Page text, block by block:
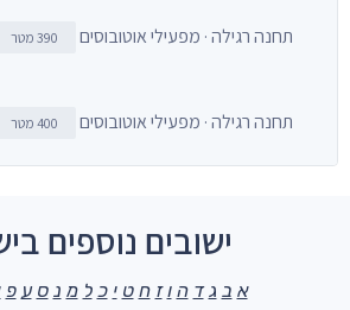
תחנה רגילה · מפעילי אוטובוסים 390 מטר
תחנה רגילה · מפעילי אוטובוסים 400 מטר
ישובים נוספים
א ב ג ד ה ו ז ח ט י כ ל מ נ ס ע פ